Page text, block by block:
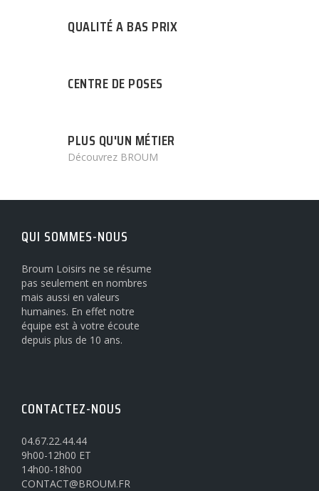
QUALITÉ A BAS PRIX
CENTRE DE POSES
PLUS QU'UN MÉTIER
Découvrez BROUM
QUI SOMMES-NOUS
Broum Loisirs ne se résume
pas seulement en nombres
mais aussi en valeurs
humaines. En effet notre
équipe est à votre écoute
depuis plus de 10 ans.
CONTACTEZ-NOUS
04.67.22.44.44
9h00-12h00 ET
14h00-18h00
CONTACT@BROUM.FR